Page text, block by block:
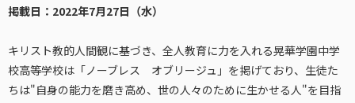
掲載日：2022年7月27日（水）
キリスト教的人間観に基づき、全人教育に力を入れる晃華学園中学
校高等学校は「ノーブレス オブリージュ」を掲げており、生徒た
ちは"自身の能力を磨き高め、世の人々のために生かせる人"を目指